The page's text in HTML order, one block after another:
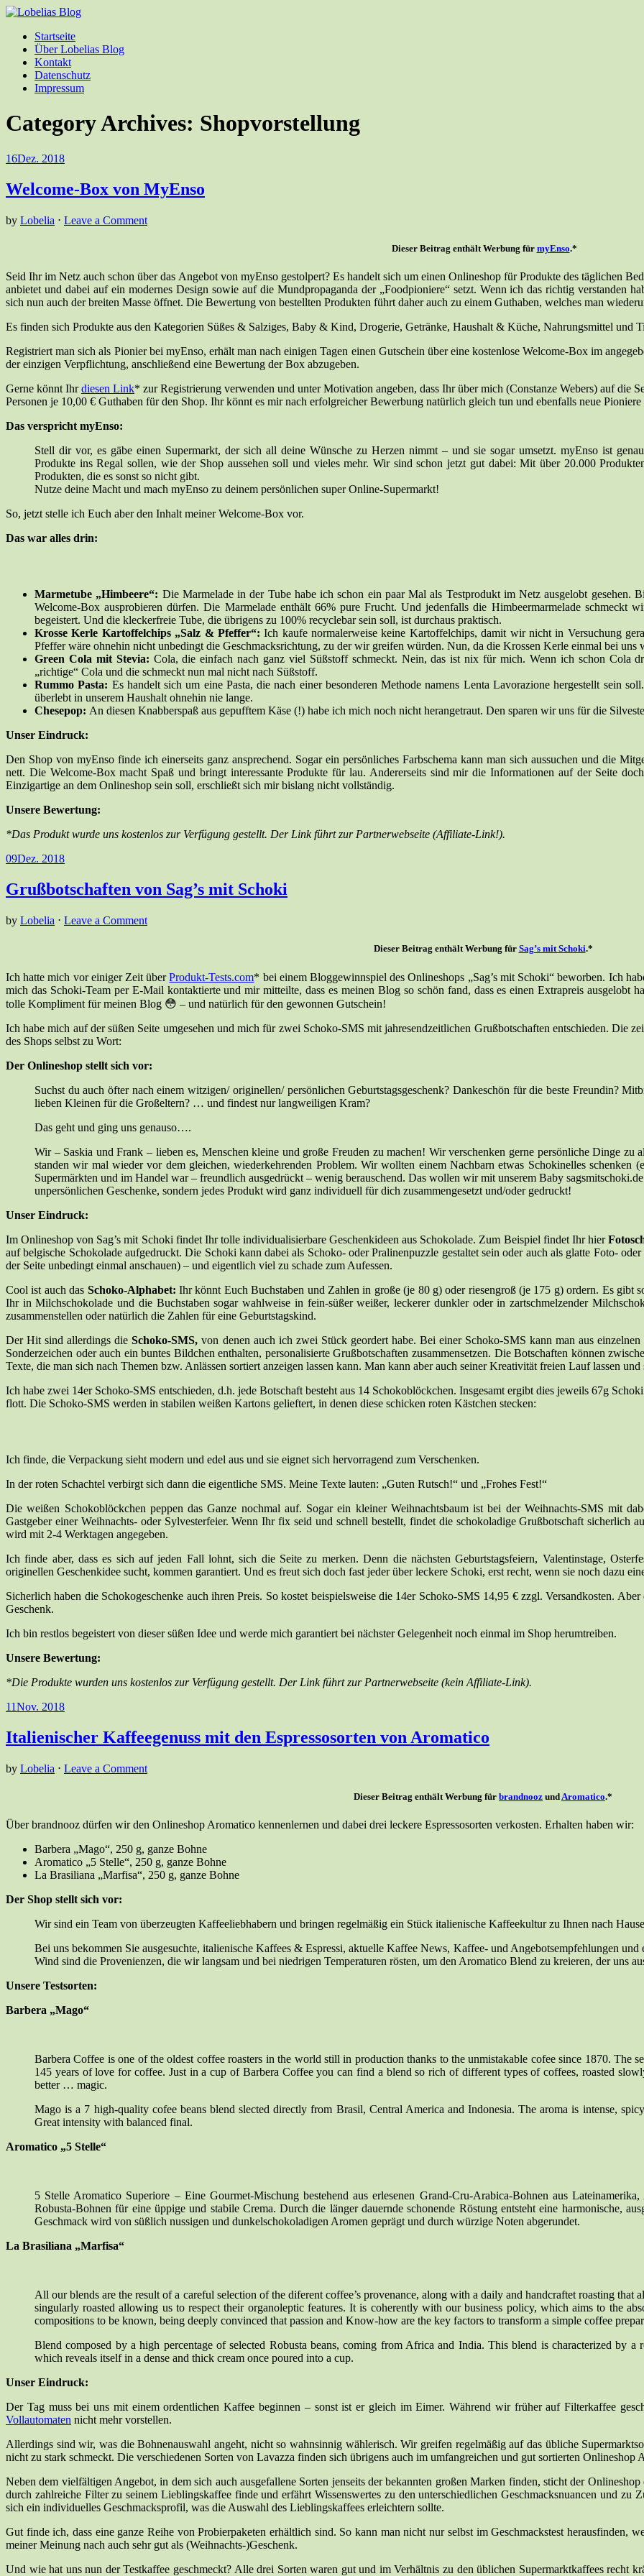
Startseite
Über Lobelias Blog
Kontakt
Datenschutz
Impressum
Category Archives: Shopvorstellung
16Dez. 2018
Welcome-Box von MyEnso
by Lobelia ⋅ Leave a Comment
Dieser Beitrag enthält Werbung für myEnso.*
Seid Ihr im Netz auch schon über das Angebot von myEnso gestolpert? Es handelt sich um einen Onlineshop für Produkte des täglichen
anbietet und dabei auf ein modernes Design sowie auf die Mundpropaganda der „Foodpioniere“ setzt. Wenn ich das richtig verstanden
sich nun auch der breiten Masse öffnet. Die Bewertung von bestellten Produkten führt daher auch zu einem Guthaben, welches man
Es finden sich Produkte aus den Kategorien Süßes & Salziges, Baby & Kind, Drogerie, Getränke, Haushalt & Küche, Nahrungsmittel und
Registriert man sich als Pionier bei myEnso, erhält man nach einigen Tagen einen Gutschein über eine kostenlose Welcome-Box im
der einzigen Verpflichtung, anschließend eine Bewertung der Box abzugeben.
Gerne könnt Ihrdiesen Link* zur Registrierung verwenden und unter Motivation angeben, dass Ihr über mich (Constanze Webers) auf die
Personen je 10,00 € Guthaben für den Shop. Ihr könnt es mir nach erfolgreicher Bewerbung natürlich gleich tun und ebenfalls neue
Das verspricht myEnso:
Stell dir vor, es gäbe einen Supermarkt, der sich all deine Wünsche zu Herzen nimmt – und sie sogar umsetzt. myEnso ist
Produkte ins Regal sollen, wie der Shop aussehen soll und vieles mehr. Wir sind schon jetzt gut dabei: Mit über 20.000
Produkten, die es sonst so nicht gibt.
Nutze deine Macht und mach myEnso zu deinem persönlichen super Online-Supermarkt!
So, jetzt stelle ich Euch aber den Inhalt meiner Welcome-Box vor.
Das war alles drin:
Marmetube „Himbeere“: Die Marmelade in der Tube habe ich schon ein paar Mal als Testprodukt im Netz ausgelobt gesehen.
Welcome-Box ausprobieren dürfen. Die Marmelade enthält 66% pure Frucht. Und jedenfalls die Himbeermarmelade
begeistert. Und die kleckerfreie Tube, die übrigens zu 100% recyclebar sein soll, ist durchaus praktisch.
Krosse Kerle Kartoffelchips „Salz & Pfeffer“:Ich kaufe normalerweise keine Kartoffelchips, damit wir nicht in Versuchung
Pfeffer wäre ohnehin nicht unbedingt die Geschmacksrichtung, zu der wir greifen würden. Nun, da die Krossen Kerle einmal bei uns
Green Cola mit Stevia: Cola, die einfach nach ganz viel Süßstoff schmeckt. Nein, das ist nix für mich. Wenn ich schon Cola
„richtige“ Cola und die schmeckt nun mal nicht nach Süßstoff.
Rummo Pasta: Es handelt sich um eine Pasta, die nach einer besonderen Methode namens Lenta Lavorazione hergestellt sein
überlebt in unserem Haushalt ohnehin nie lange.
Chesepop: An diesen Knabberspaß aus gepufftem Käse (!) habe ich mich noch nicht herangetraut. Den sparen wir uns für die
Unser Eindruck:
Den Shop von myEnso finde ich einerseits ganz ansprechend. Sogar ein persönliches Farbschema kann man sich aussuchen und die
nett. Die Welcome-Box macht Spaß und bringt interessante Produkte für lau. Andererseits sind mir die Informationen auf der Seite
Einzigartige an dem Onlineshop sein soll, erschließt sich mir bislang nicht vollständig.
Unsere Bewertung:
*Das Produkt wurde uns kostenlos zur Verfügung gestellt. Der Link führt zur Partnerwebseite (Affiliate-Link!).
09Dez. 2018
Grußbotschaften von Sag’s mit Schoki
by Lobelia ⋅ Leave a Comment
Dieser Beitrag enthält Werbung für Sag’s mit Schoki.*
Ich hatte mich vor einiger Zeit überProdukt-Tests.com* bei einem Bloggewinnspiel des Onlineshops „Sag’s mit Schoki“ beworben. Ich
mich das Schoki-Team per E-Mail kontaktierte und mir mitteilte, dass es meinen Blog so schön fand, dass es einen Extrapreis ausgelobt
tolle Kompliment für meinen Blog 😳 – und natürlich für den gewonnen Gutschein!
Ich habe mich auf der süßen Seite umgesehen und mich für zwei Schoko-SMS mit jahresendzeitlichen Grußbotschaften entschieden. Die
des Shops selbst zu Wort:
Der Onlineshop stellt sich vor:
Suchst du auch öfter nach einem witzigen/ originellen/ persönlichen Geburtstagsgeschenk? Dankeschön für die beste Freundin?
lieben Kleinen für die Großeltern? … und findest nur langweiligen Kram?
Das geht und ging uns genauso….
Wir – Saskia und Frank – lieben es, Menschen kleine und große Freuden zu machen! Wir verschenken gerne persönliche Dinge
standen wir mal wieder vor dem gleichen, wiederkehrenden Problem. Wir wollten einem Nachbarn etwas Schokinelles
Supermärkten und im Handel war – freundlich ausgedrückt – wenig berauschend. Das wollen wir mit unserem Baby
unpersönlichen Geschenke, sondern jedes Produkt wird ganz individuell für dich zusammengesetzt und/oder gedruckt!
Unser Eindruck:
Im Onlineshop von Sag’s mit Schoki findet Ihr tolle individualisierbare Geschenkideen aus Schokolade. Zum Beispiel findet Ihr hier
auf belgische Schokolade aufgedruckt. Die Schoki kann dabei als Schoko- oder Pralinenpuzzle gestaltet sein oder auch als glatte Foto-
der Seite unbedingt einmal anschauen) – und eigentlich viel zu schade zum Aufessen.
Cool ist auch das Schoko-Alphabet: Ihr könnt Euch Buchstaben und Zahlen in große (je 80 g) oder riesengroß (je 175 g) ordern. Es gibt
Ihr in Milchschokolade und die Buchstaben sogar wahlweise in fein-süßer weißer, leckerer dunkler oder in zartschmelzender
zusammenstellen oder natürlich die Zahlen für eine Geburtstagskind.
Der Hit sind allerdings dieSchoko-SMS, von denen auch ich zwei Stück geordert habe. Bei einer Schoko-SMS kann man aus
Sonderzeichen oder auch ein buntes Bildchen enthalten, personalisierte Grußbotschaften zusammensetzen. Die Botschaften können
Texte, die man sich nach Themen bzw. Anlässen sortiert anzeigen lassen kann. Man kann aber auch seiner Kreativität freien Lauf lassen
Ich habe zwei 14er Schoko-SMS entschieden, d.h. jede Botschaft besteht aus 14 Schokoblöckchen. Insgesamt ergibt dies jeweils 67g
flott. Die Schoko-SMS werden in stabilen weißen Kartons gelieftert, in denen diese schicken roten Kästchen stecken:
Ich finde, die Verpackung sieht modern und edel aus und sie eignet sich hervorragend zum Verschenken.
In der roten Schachtel verbirgt sich dann die eigentliche SMS. Meine Texte lauten: „Guten Rutsch!“ und „Frohes Fest!“
Die weißen Schokoblöckchen peppen das Ganze nochmal auf. Sogar ein kleiner Weihnachtsbaum ist bei der Weihnachts-SMS mit
Gastgeber einer Weihnachts- oder Sylvesterfeier. Wenn Ihr fix seid und schnell bestellt, findet die schokoladige Grußbotschaft sicherlich
wird mit 2-4 Werktagen angegeben.
Ich finde aber, dass es sich auf jeden Fall lohnt, sich die Seite zu merken. Denn die nächsten Geburtstagsfeiern, Valentinstage,
originellen Geschenkidee sucht, kommen garantiert. Und es freut sich doch fast jeder über leckere Schoki, erst recht, wenn sie noch dazu
Sicherlich haben die Schokogeschenke auch ihren Preis. So kostet beispielsweise die 14er Schoko-SMS 14,95 € zzgl. Versandkosten.
Geschenk.
Ich bin restlos begeistert von dieser süßen Idee und werde mich garantiert bei nächster Gelegenheit noch einmal im Shop herumtreiben.
Unsere Bewertung:
*Die Produkte wurden uns kostenlos zur Verfügung gestellt. Der Link führt zur Partnerwebseite (kein Affiliate-Link).
11Nov. 2018
Italienischer Kaffeegenuss mit den Espressosorten von Aromatico
by Lobelia ⋅ Leave a Comment
Dieser Beitrag enthält Werbung für brandnooz und Aromatico.*
Über brandnooz dürfen wir den Onlineshop Aromatico kennenlernen und dabei drei leckere Espressosorten verkosten. Erhalten haben wir:
Barbera „Mago“, 250 g, ganze Bohne
Aromatico „5 Stelle“, 250 g, ganze Bohne
La Brasiliana „Marfisa“, 250 g, ganze Bohne
Der Shop stellt sich vor:
Wir sind ein Team von überzeugten Kaffeeliebhabern und bringen regelmäßig ein Stück italienische Kaffeekultur zu Ihnen nach
Bei uns bekommen Sie ausgesuchte, italienische Kaffees & Espressi, aktuelle Kaffee News, Kaffee- und Angebotsempfehlungen
Wind sind die Provenienzen, die wir langsam und bei niedrigen Temperaturen rösten, um den Aromatico Blend zu kreieren, der uns
Unsere Testsorten:
Barbera „Mago“
Barbera Coffee is one of the oldest coffee roasters in the world still in production thanks to the unmistakable cofee since 1870. The
145 years of love for coffee. Just in a cup of Barbera Coffee you can find a blend so rich of different types of coffees, roasted
better … magic.
Mago is a 7 high-quality cofee beans blend slected directly from Brasil, Central America and Indonesia. The aroma is intense,
Great intensity with balanced final.
Aromatico „5 Stelle“
5 Stelle Aromatico Superiore – Eine Gourmet-Mischung bestehend aus erlesenen Grand-Cru-Arabica-Bohnen aus
Robusta-Bohnen für eine üppige und stabile Crema. Durch die länger dauernde schonende Röstung entsteht eine harmonische,
Geschmack wird von süßlich nussigen und dunkelschokoladigen Aromen geprägt und durch würzige Noten abgerundet.
La Brasiliana „Marfisa“
All our blends are the result of a careful selection of the diferent coffee’s provenance, along with a daily and handcraftet roasting that
singularly roasted allowing us to respect their organoleptic features. It is coherently with our business policy, which aims to the
compositions to be known, being deeply convinced that passion and Know-how are the key factors to transform a simple coffee
Blend composed by a high percentage of selected Robusta beans, coming from Africa and India. This blend is characterized by a
which reveals itself in a dense and thick cream once poured into a cup.
Unser Eindruck:
Der Tag muss bei uns mit einem ordentlichen Kaffee beginnen – sonst ist er gleich im Eimer. Während wir früher auf Filterkaffee
Vollautomaten nicht mehr vorstellen.
Allerdings sind wir, was die Bohnenauswahl angeht, nicht so wahnsinnig wählerisch. Wir greifen regelmäßig auf das übliche
nicht zu stark schmeckt. Die verschiedenen Sorten von Lavazza finden sich übrigens auch im umfangreichen und gut sortierten Onlineshop
Neben dem vielfältigen Angebot, in dem sich auch ausgefallene Sorten jenseits der bekannten großen Marken finden, sticht der
durch zahlreiche Filter zu seinem Lieblingskaffee finde und erfährt Wissenswertes zu den unterschiedlichen Geschmacksnuancen und zu
sich ein individuelles Geschmacksprofil, was die Auswahl des Lieblingskaffees erleichtern sollte.
Gut finde ich, dass eine ganze Reihe von Probierpaketen erhältlich sind. So kann man nicht nur selbst im Geschmackstest herausfinden,
meiner Meinung nach auch sehr gut als (Weihnachts-)Geschenk.
Und wie hat uns nun der Testkaffee geschmeckt? Alle drei Sorten waren gut und im Verhältnis zu den üblichen Supermarktkaffees recht